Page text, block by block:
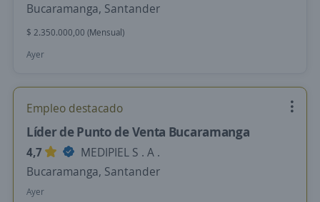
Bucaramanga, Santander
$ 2.350.000,00 (Mensual)
Ayer
Empleo destacado
Líder de Punto de Venta Bucaramanga
4,7
MEDIPIEL S . A .
Bucaramanga, Santander
Ayer